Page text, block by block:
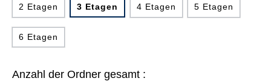
2 Etagen 3 Etagen 4 Etagen 5 Etagen
6 Etagen
Anzahl der Ordner gesamt :